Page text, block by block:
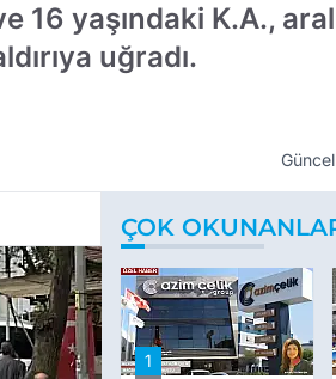
16 yaşındaki K.A.,
uğradı.
ÇOK
1